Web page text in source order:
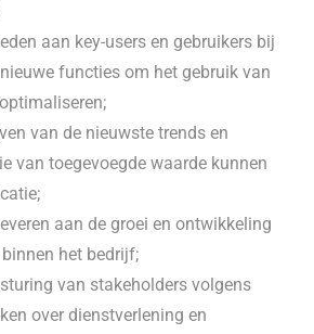
aan key-users en gebruikers bij
functies om het gebruik van
van de nieuwste trends en
van toegevoegde waarde kunnen
aan de groei en ontwikkeling
het bedrijf;
van stakeholders volgens
over dienstverlening en